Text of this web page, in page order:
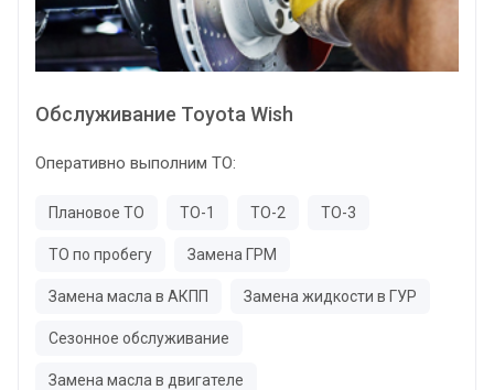
Обслуживание Toyota Wish
Оперативно выполним ТО:
Плановое ТО ТО-1 ТО-2 ТО-3
ТО по пробегу Замена ГРМ
Замена масла в АКПП Замена жидкости в ГУР
Сезонное обслуживание
Замена масла в двигателе